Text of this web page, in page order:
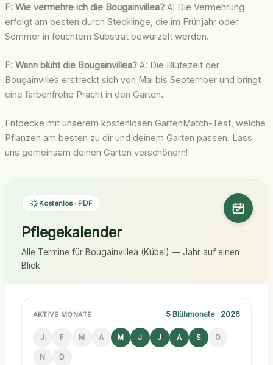
F: Wie vermehre ich die Bougainvillea?A: Die Vermehrung
erfolgt am besten durch Stecklinge, die im Frühjahr oder
Sommer in feuchtem Substrat bewurzelt werden.
F: Wann blüht die Bougainvillea?A: Die Blütezeit der
Bougainvillea erstreckt sich von Mai bis September und bringt
eine farbenfrohe Pracht in den Garten.
Entdecke mit unserem kostenlosen GartenMatch-Test, welche
Pflanzen am besten zu dir und deinem Garten passen. Lass
uns gemeinsam deinen Garten verschönern!
Kostenlos · PDF
Pflegekalender
Alle Termine für Bougainvillea (Kübel) — Jahr auf einen
Blick.
AKTIVE MONATE 5 Blühmonate · 2026
J F M A M J J A S O
N D